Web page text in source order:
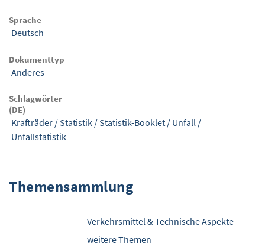
Sprache
Deutsch
Dokumenttyp
Anderes
Schlagwörter
(DE)
Krafträder / Statistik / Statistik-Booklet / Unfall /
Unfallstatistik
Themensammlung
Verkehrsmittel & Technische Aspekte
weitere Themen